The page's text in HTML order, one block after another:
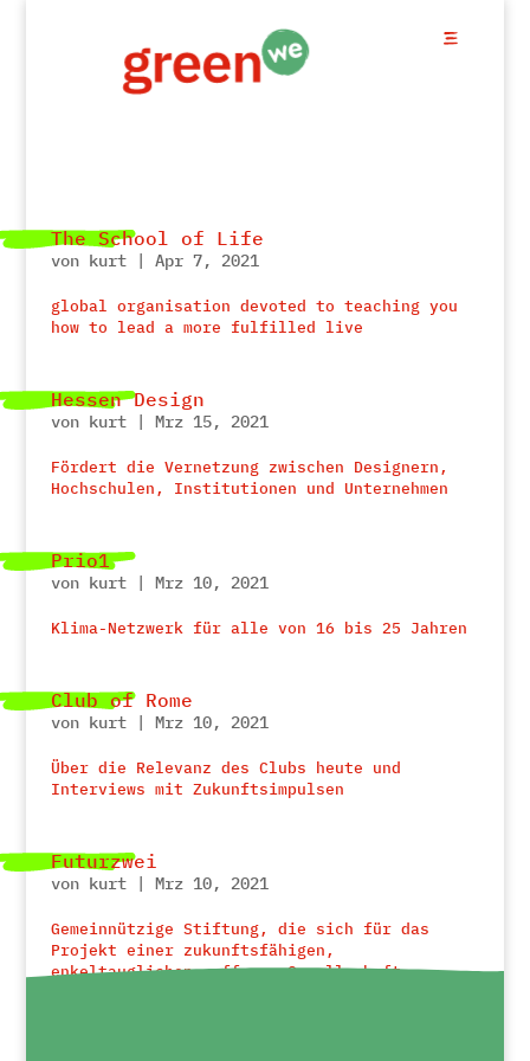
The School of Life
von kurt| Apr 7, 2021
global organisation devoted to teaching you
how to lead a more fulfilled live
Hessen Design
von kurt| Mrz 15, 2021
Fördert die Vernetzung zwischen Designern,
Hochschulen, Institutionen und Unternehmen
Prio1
von kurt| Mrz 10, 2021
Klima-Netzwerk für alle von 16 bis 25 Jahren
Club of Rome
von kurt| Mrz 10, 2021
Über die Relevanz des Clubs heute und
Interviews mit Zukunftsimpulsen
Futurzwei
von kurt| Mrz 10, 2021
Gemeinnützige Stiftung, die sich für das
Projekt einer zukunftsfähigen,
enkeltauglichen, offenen Gesellschaft